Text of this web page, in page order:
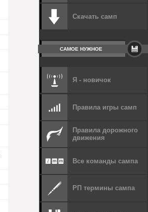
Скачать самп
САМОЕ НУЖНОЕ
Я - новичок
Правила игры самп
Правила дорожного
движения
Все команды сампа
РП термины сампа